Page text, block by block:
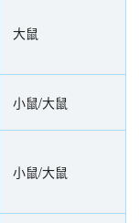
大鼠
小鼠/大鼠
小鼠/大鼠